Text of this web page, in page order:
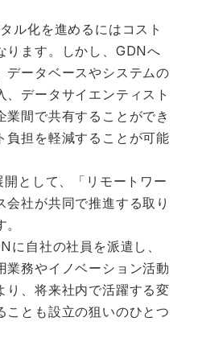
ル化を進めるにはコスト
ります。しかし、GDNへ
データベースやシステムの
データサイエンティスト
業間で共有することができ
負担を軽減することが可能
として、「リモートワー
会社が共同で推進する取り
に自社の社員を派遣し、
業務やイノベーション活動
り、将来社内で活躍する変
ことも設立の狙いのひとつ